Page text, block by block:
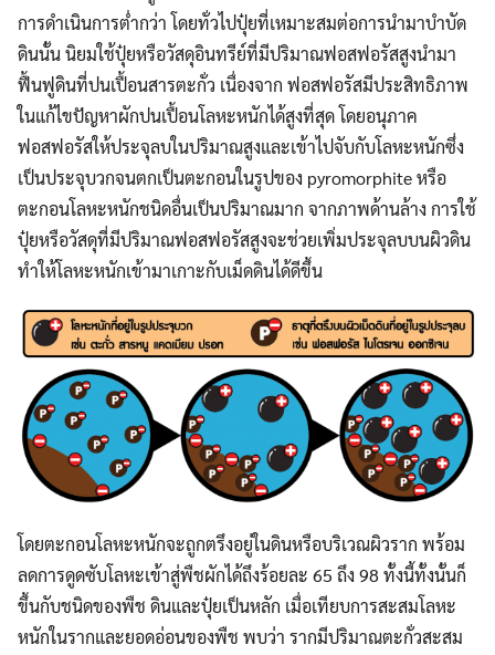
Search
for: Search
การดำเนินการต่ำกว่า โดยทั่วไปปุ๋ยที่เหมาะสมต่อการนำมาบำบัด
ดินนั้น นิยมใช้ปุ๋ยหรือวัสดุอินทรีย์ที่มีปริมาณฟอสฟอรัสสูงนำมา
ฟื้นฟูดินที่ปนเปื้อนสารตะกั่ว เนื่องจาก ฟอสฟอรัสมีประสิทธิภาพ
ในแก้ไขปัญหาผักปนเปื้อนโลหะหนักได้สูงที่สุด โดยอนุภาค
ฟอสฟอรัสให้ประจุลบในปริมาณสูงและเข้าไปจับกับโลหะหนักซึ่ง
เป็นประจุบวกจนตกเป็นตะกอนในรูปของ pyromorphite หรือ
ตะกอนโลหะหนักชนิดอื่นเป็นปริมาณมาก จากภาพด้านล้าง การใช้
ปุ๋ยหรือวัสดุที่มีปริมาณฟอสฟอรัสสูงจะช่วยเพิ่มประจุลบบนผิวดิน
ทำให้โลหะหนักเข้ามาเกาะกับเม็ดดินได้ดีขึ้น
โดยตะกอนโลหะหนักจะถูกตรึงอยู่ในดินหรือบริเวณผิวราก พร้อม
ลดการดูดซับโลหะเข้าสู่พืชผักได้ถึงร้อยละ 65 ถึง 98 ทั้งนี้ทั้งนั้นก็
ขึ้นกับชนิดของพืช ดินและปุ๋ยเป็นหลัก เมื่อเทียบการสะสมโลหะ
หนักในรากและยอดอ่อนของพืช พบว่า รากมีปริมาณตะกั่วสะสม